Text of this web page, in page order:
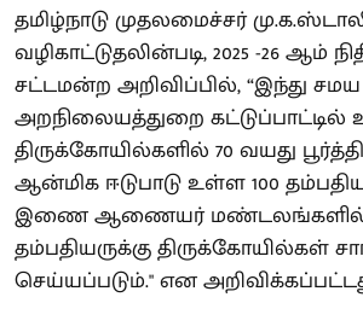
தமிழ்நாடு முதலமைச்சர்
வழிகாட்டுதலின்படி, 2025 -26 ஆம்
சட்டமன்ற அறிவிப்பில், “இந்து சமய
அறநிலையத்துறை
திருக்கோயில்களில் 70 வயது
ஆன்மிக ஈடுபாடு உள்ள 100
இணை ஆணையர் மண்டலங்களில்
தம்பதியருக்கு திருக்கோயில்கள்
செய்யப்படும்." என